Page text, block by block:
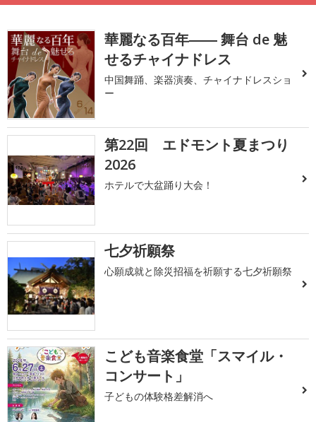
華麗なる百年―― 舞台 de 魅
せるチャイナドレス
中国舞踊、楽器演奏、チャイナドレスショ
ー
第22回 エドモント夏まつり
2026
ホテルで大盆踊り大会！
七夕祈願祭
心願成就と除災招福を祈願する七夕祈願祭
こども音楽食堂「スマイル・
コンサート」
子どもの体験格差解消へ